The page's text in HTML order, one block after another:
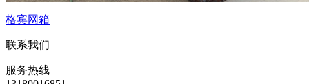
格宾网箱
联系我们
服务热线